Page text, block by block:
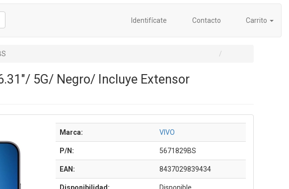
Identifícate Contacto Carrito
5G/ Negro/ Incluye Extensor
Marca: VIVO
P/N: 5671829BS
EAN: 8437029839434